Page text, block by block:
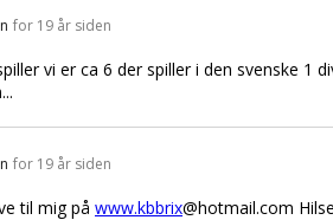
for 19 år siden
vi er ca 6 der spiller i den svenske
for 19 år siden
til mig på www.kbbrix@hotmail.com